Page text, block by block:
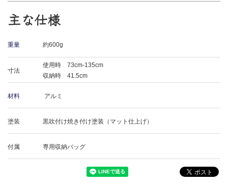
主な仕様
重量 約600g
寸法
使用時 73cm-135cm
収納時 41.5cm
材料 アルミ
塗装 黒吹付け焼き付け塗装（マット仕上げ）
付属 専用収納バッグ